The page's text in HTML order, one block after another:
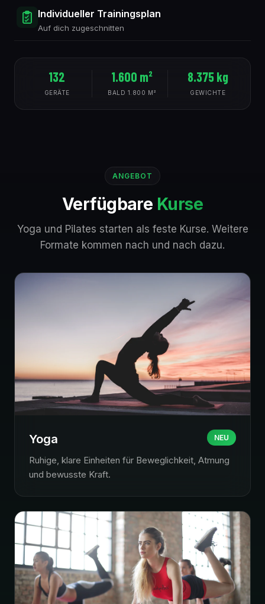
Individueller Trainingsplan
Auf dich zugeschnitten
132
GERÄTE
1.600 m²
BALD 1.800 M²
8.375 kg
GEWICHTE
ANGEBOT
Verfügbare Kurse
Yoga und Pilates starten als feste Kurse. Weitere
Formate kommen nach und nach dazu.
Yoga
Ruhige, klare Einheiten für Beweglichkeit, Atmung
und bewusste Kraft.
NEU